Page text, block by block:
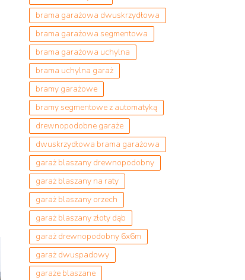
brama garażowa dwuskrzydłowa
brama garażowa segmentowa
brama garażowa uchylna
brama uchylna garaż
bramy garażowe
bramy segmentowe z automatyką
drewnopodobne garaże
dwuskrzydłowa brama garażowa
garaż blaszany drewnopodobny
garaż blaszany na raty
garaż blaszany orzech
garaż blaszany złoty dąb
garaż drewnopodobny 6x6m
garaż dwuspadowy
garaże blaszane